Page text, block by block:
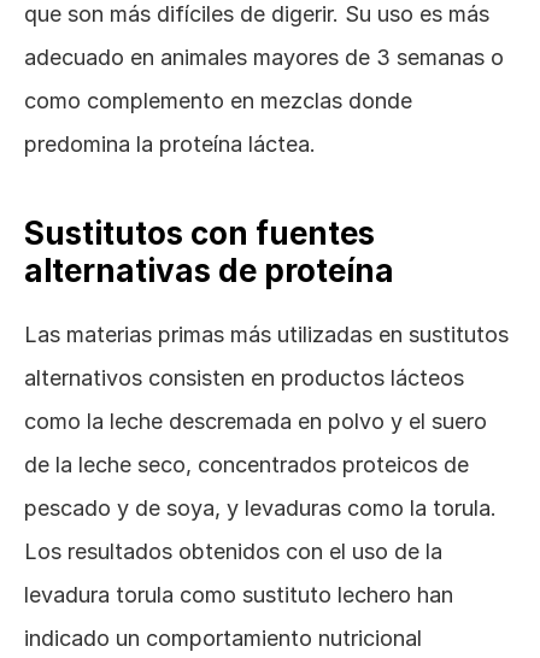
que son más difíciles de digerir. Su uso es más
adecuado en animales mayores de 3 semanas o
como complemento en mezclas donde
predomina la proteína láctea.
Sustitutos con fuentes
alternativas de proteína
Las materias primas más utilizadas en sustitutos
alternativos consisten en productos lácteos
como la leche descremada en polvo y el suero
de la leche seco, concentrados proteicos de
pescado y de soya, y levaduras como la torula.
Los resultados obtenidos con el uso de la
levadura torula como sustituto lechero han
indicado un comportamiento nutricional